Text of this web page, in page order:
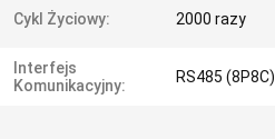
Cykl Życiowy: 2000 razy
Interfejs
Komunikacyjny:
RS485 (8P8C)